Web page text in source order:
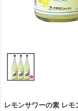
レモンサワーの素 レモ